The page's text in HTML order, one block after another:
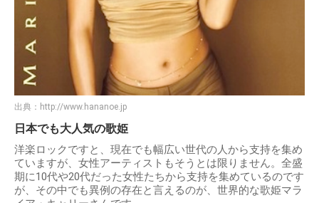
出典： http://www.hananoe.jp
日本でも大人気の歌姫
洋楽ロックですと、現在でも幅広い世代の人から支持を集め
ていますが、女性アーティストもそうとは限りません。全盛
期に10代や20代だった女性たちから支持を集めているのです
が、その中でも異例の存在と言えるのが、世界的な歌姫マラ